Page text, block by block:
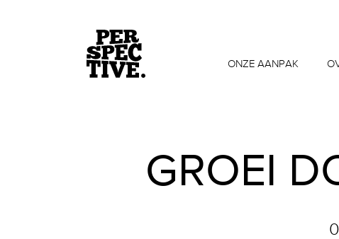
ONZE AANPAK
GROEI